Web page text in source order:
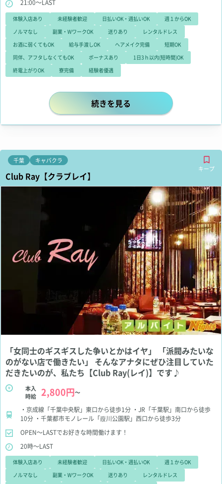
21:00～LAST
体験入店あり 未経験者歓迎 日払いOK・週払いOK
週１からOK
ノルマなし
副業・WワークOK 送りあり
レンタルドレス
お酒に弱くてもOK
給与手渡しOK ヘアメイク完備
短期OK
同伴、アフタしなくてもOK
ボーナスあり
1日3ｈ以内(短時間)OK
終電上がりOK
寮完備 経験者優遇
柏エリアで長年愛される安心の法
続きを見る
千葉
キャバクラ
キープ
Club Ray【クラブレイ】
「女同士のギスギスした争いとかはイヤ」 「派閥みたいな
のがない店で働きたい」 そんなアナタにぜひ注目していた
だきたいのが、私たち【Club Ray(レイ)】です♪
本入
時給
2,800円～
・京成線「千葉中央駅」東口から徒歩1分 ・JR「千葉駅」南口から徒歩
10分 ・千葉都市モノレール「葭川公園駅」西口から徒歩3分
OPEN～LASTでお好きな時間働けます！
20時～LAST
体験入店あり 未経験者歓迎 日払いOK・週払いOK
週１からOK
ノルマなし
副業・WワークOK 送りあり レンタルドレス